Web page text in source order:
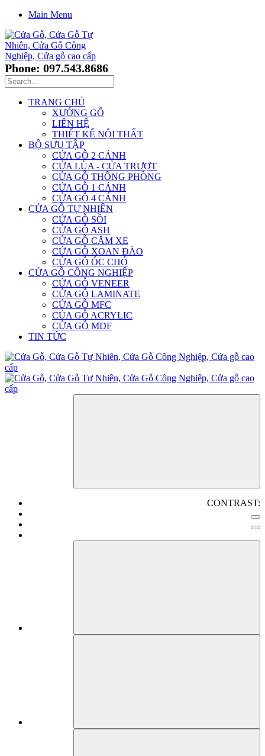
Main Menu
Phone: 097.543.8686
TRANG CHỦ
XƯỞNG GỖ
LIÊN HỆ
THIẾT KẾ NỘI THẤT
BỘ SƯU TẬP
CỬA GỖ 2 CÁNH
CỬA LÙA - CỬA TRƯỢT
CỬA GỖ THÔNG PHÒNG
CỬA GỖ 1 CÁNH
CỬA GỖ 4 CÁNH
CỬA GỖ TỰ NHIÊN
CỬA GỖ SỒI
CỬA GỖ ASH
CỬA GỖ CĂM XE
CỬA GỖ XOAN ĐÀO
CỬA GỖ ÓC CHÓ
CỬA GỖ CÔNG NGHIỆP
CỬA GỖ VENEER
CỬA GỖ LAMINATE
CỬA GỖ MFC
CỦA GỖ ACRYLIC
CỬA GỖ MDF
TIN TỨC
CONTRAST: